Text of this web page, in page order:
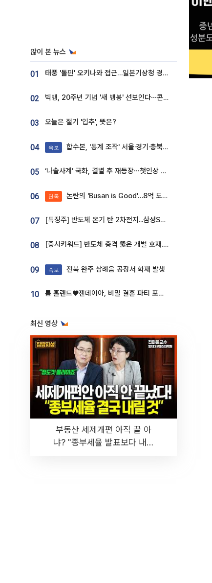
많이 본 뉴스
01 태풍 '돌핀' 오키나와 접근…일본기상청 경로 업데이트
02 빅뱅, 20주년 기념 '새 뱅봉' 선보인다⋯콘서트 앞두고 팝업 개최
03 오늘은 절기 '입추', 뜻은?
04 속보 합수본, '통계 조작' 서울·경기·충북 선관위 등 추가 압수수색
05 ‘나솔사계’ 국화, 결별 후 재등장⋯첫인상 투표 휩쓸고 ‘인기녀’ 등극
06 단독 논란의 'Busan is Good'…8억 도시브랜드, 용산 대통령실 CI 업체가 수행
07 [특징주] 반도체 온기 탄 2차전지...삼성SDI, 장 초반 7% 넘게 껑충
08 [증시키워드] 반도체 충격 뚫은 개별 호재...포스코퓨처엠·에코프로·한화솔루션 '눈길'
09 속보 전북 완주 삼례읍 공장서 화재 발생
10 톰 홀랜드♥젠데이아, 비밀 결혼 파티 포착⋯호텔 대관비만 9억
최신 영상
부동산 세제개편 아직 끝 아
냐? "종부세율 발표보다 내릴